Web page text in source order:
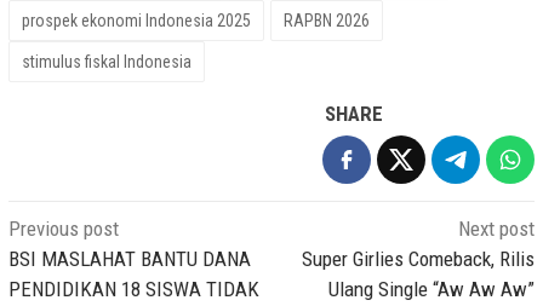
prospek ekonomi Indonesia 2025 RAPBN 2026
stimulus fiskal Indonesia
SHARE
Post
navigation
Previous post
BSI MASLAHAT BANTU DANA
PENDIDIKAN 18 SISWA TIDAK
Next post
Super Girlies Comeback, Rilis
Ulang Single “Aw Aw Aw”